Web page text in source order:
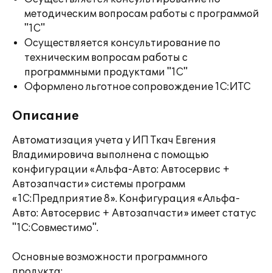
методическим вопросам работы с программой
"1С"
Осуществляется консультирование по
техническим вопросам работы с
программными продуктами "1С"
Оформлено льготное сопровождение 1С:ИТС
Описание
Автоматизация учета у ИП Ткач Евгения
Владимировича выполнена с помощью
конфигурации «Альфа-Авто: Автосервис +
Автозапчасти» системы программ
«1С:Предприятие 8». Конфигурация «Альфа-
Авто: Автосервис + Автозапчасти» имеет статус
"1С:Совместимо".
Основные возможности программного